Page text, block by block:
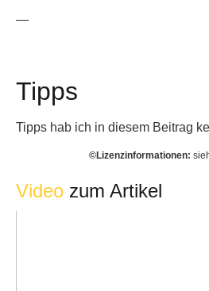
—
Tipps
Tipps hab ich in diesem Beitrag
©️Lizenzinformationen:
Video zum Artikel